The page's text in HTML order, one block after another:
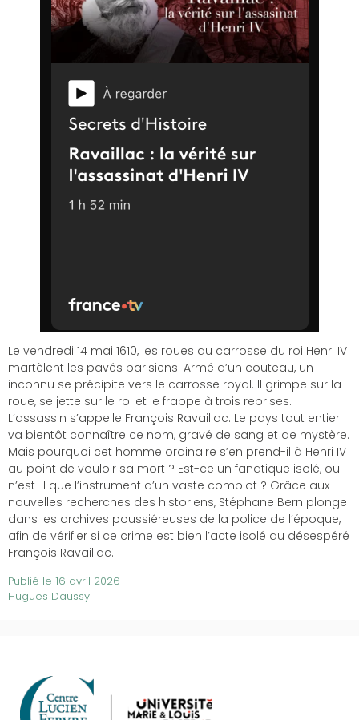
Le vendredi 14 mai 1610, les roues du carrosse du roi Henri IV
martèlent les pavés parisiens. Armé d’un couteau, un
inconnu se précipite vers le carrosse royal. Il grimpe sur la
roue, se jette sur le roi et le frappe à trois reprises.
L’assassin s’appelle François Ravaillac. Le pays tout entier
va bientôt connaître ce nom, gravé de sang et de mystère.
Mais pourquoi cet homme ordinaire s’en prend-il à Henri IV
au point de vouloir sa mort ? Est-ce un fanatique isolé, ou
n’est-il que l’instrument d’un vaste complot ? Grâce aux
nouvelles recherches des historiens, Stéphane Bern plonge
dans les archives poussiéreuses de la police de l’époque,
afin de vérifier si ce crime est bien l’acte isolé du désespéré
François Ravaillac.
Publié le 16 avril 2026
Hugues Daussy